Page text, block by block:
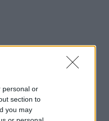
personal or
section to
you may